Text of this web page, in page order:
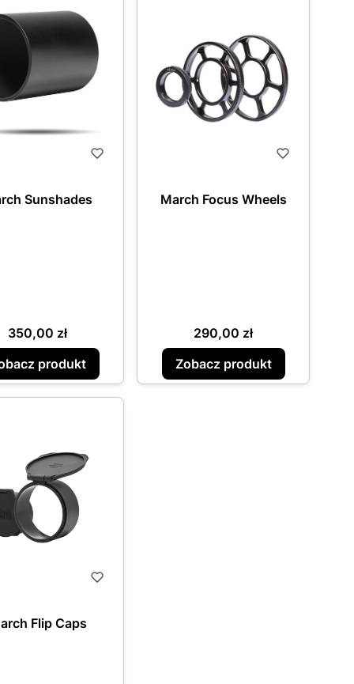
Sunshades
Cena
350,00 zł
produkt
March Focus Wheels
Cena
290,00 zł
Zobacz produkt
Flip Caps